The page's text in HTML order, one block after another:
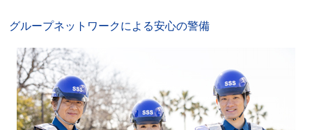
グループネットワークによる安心の警備